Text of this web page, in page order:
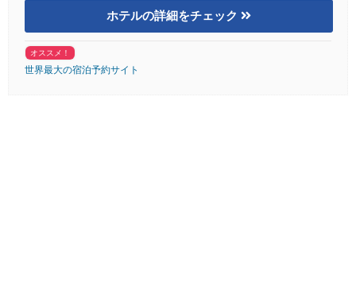
ホテルの詳細をチェック
オススメ！
世界最大の宿泊予約サイト